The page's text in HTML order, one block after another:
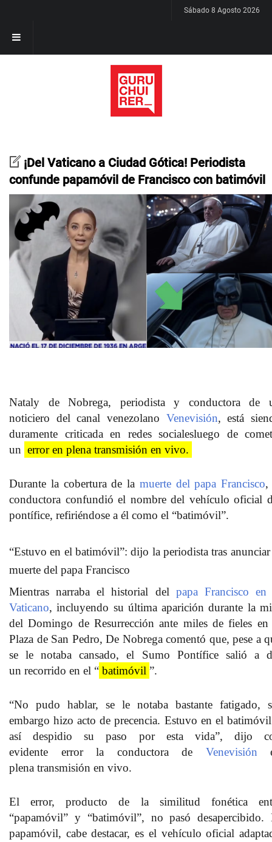
Sábado 8 Agosto 2026
¡Del Vaticano a Ciudad Gótica! Periodista
confunde papamóvil de Francisco con batimóvil
Nataly de Nobrega, periodista y conductora de
noticiero del canal venezolano Venevisión, está
duramente criticada en redes socialesluego de
un error en plena transmisión en vivo.
Durante la cobertura de la muerte del papa Francisco,
conductora confundió el nombre del vehículo oficial
pontífice, refiriéndose a él como el “batimóvil”.
“Estuvo en el batimóvil”: dijo la periodista tras
muerte del papa Francisco
Mientras narraba el historial del papa Francisco en
Vaticano, incluyendo su última aparición durante la
del Domingo de Resurrección ante miles de fieles en
Plaza de San Pedro, De Nobrega comentó que, pese a
se le notabacansado, el Sumo Pontífice salió a
un recorrido en el “ batimóvil ”.
“No pudo hablar, se le notaba bastante fatigado,
embargo hizo acto de precencia. Estuvo en el
así despidio su paso por esta vida”, dijo
evidente errorla conductora de Venevisión
plena transmisión en vivo.
El error, producto de la similitud fonética
“papamóvil” y “batimóvil”, no pasó desapercibido.
papamóvil, cabe destacar, es el vehículo oficial